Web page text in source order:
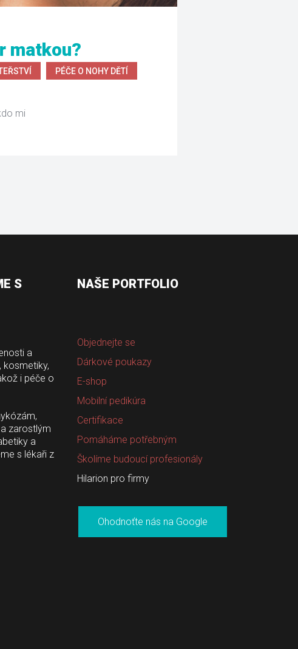
matkou?
PÉČE O NOHY DĚTÍ
mi
S
a
kosmetiky,
i péče o
zarostlým
a
s lékaři z
NAŠE PORTFOLIO
Objednejte se
Dárkové poukazy
E-shop
Mobilní pedikúra
Certifikace
Pomáháme potřebným
Školíme budoucí profesionály
Hilarion pro firmy
Ohodnoťte nás na Google